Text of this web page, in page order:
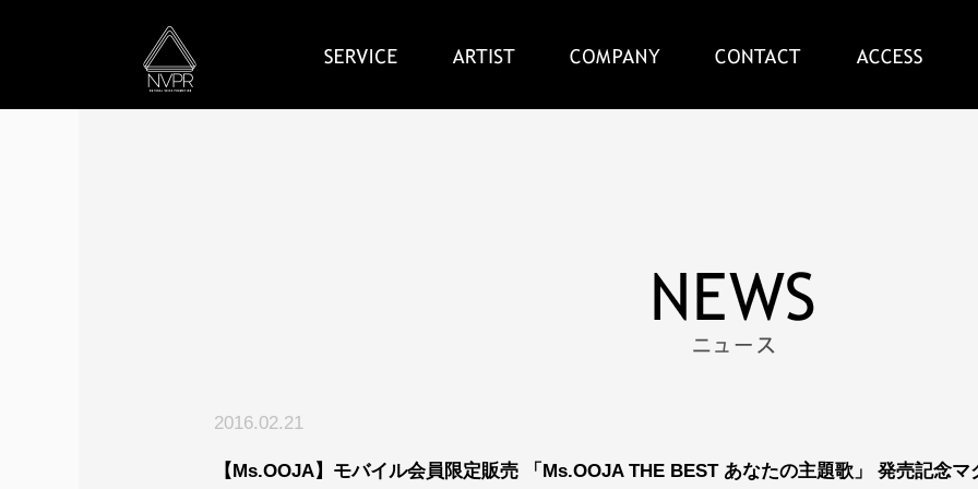
2016.02.21
【Ms.OOJA】モバイル会員限定販売 「Ms.OOJA THE BEST あなたの主題歌」 発売記念マ